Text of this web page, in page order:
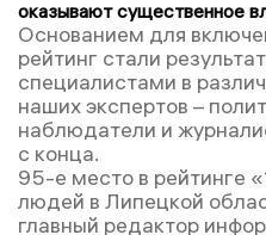
оказывают существенное
Основанием для
рейтинг стали
специалистами в
наших экспертов –
наблюдатели и
с конца.
95-е место в рейтинге
людей в Липецкой
главный редактор